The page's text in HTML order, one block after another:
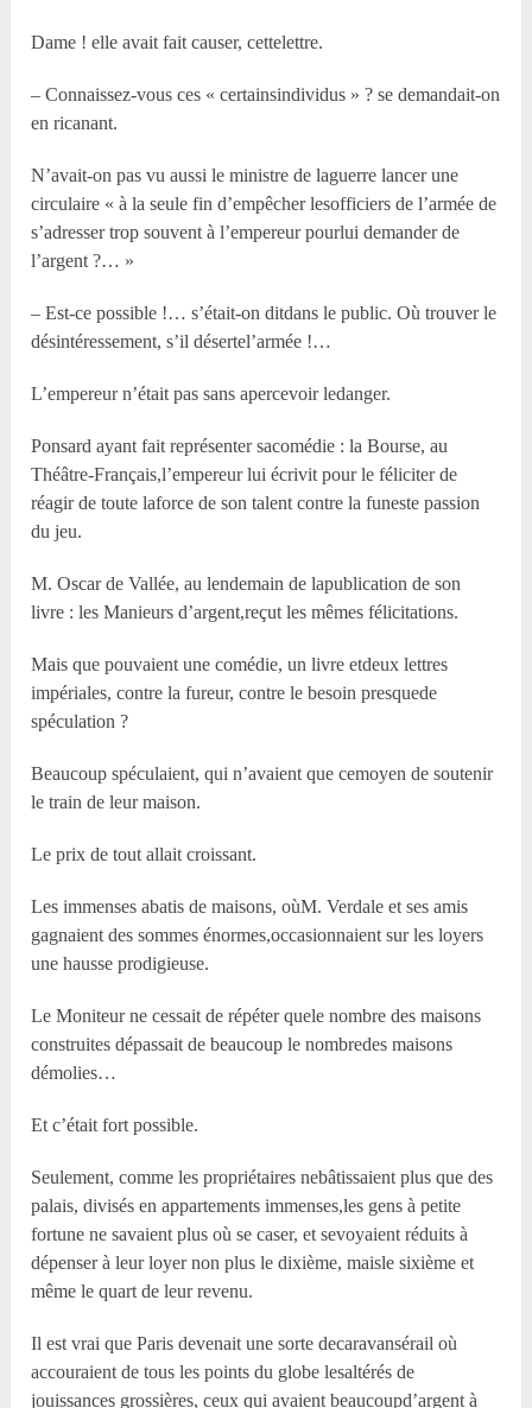
Dame ! elle avait fait causer, cettelettre.
– Connaissez-vous ces « certainsindividus » ? se demandait-on
en ricanant.
N’avait-on pas vu aussi le ministre de laguerre lancer une
circulaire « à la seule fin d’empêcher lesofficiers de l’armée de
s’adresser trop souvent à l’empereur pourlui demander de
l’argent ?… »
– Est-ce possible !… s’était-on ditdans le public. Où trouver le
désintéressement, s’il désertel’armée !…
L’empereur n’était pas sans apercevoir ledanger.
Ponsard ayant fait représenter sacomédie : la Bourse, au
Théâtre-Français,l’empereur lui écrivit pour le féliciter de
réagir de toute laforce de son talent contre la funeste passion
du jeu.
M. Oscar de Vallée, au lendemain de lapublication de son
livre : les Manieurs d’argent,reçut les mêmes félicitations.
Mais que pouvaient une comédie, un livre etdeux lettres
impériales, contre la fureur, contre le besoin presquede
spéculation ?
Beaucoup spéculaient, qui n’avaient que cemoyen de soutenir
le train de leur maison.
Le prix de tout allait croissant.
Les immenses abatis de maisons, oùM. Verdale et ses amis
gagnaient des sommes énormes,occasionnaient sur les loyers
une hausse prodigieuse.
Le Moniteur ne cessait de répéter quele nombre des maisons
construites dépassait de beaucoup le nombredes maisons
démolies…
Et c’était fort possible.
Seulement, comme les propriétaires nebâtissaient plus que des
palais, divisés en appartements immenses,les gens à petite
fortune ne savaient plus où se caser, et sevoyaient réduits à
dépenser à leur loyer non plus le dixième, maisle sixième et
même le quart de leur revenu.
Il est vrai que Paris devenait une sorte decaravansérail où
accouraient de tous les points du globe lesaltérés de
jouissances grossières, ceux qui avaient beaucoupd’argent à